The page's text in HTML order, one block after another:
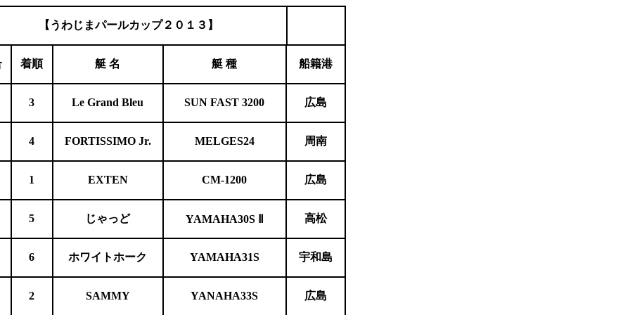
【うわじまパールカップ２０１３】
着順 艇 名 艇 種 船籍港
3 Le Grand Bleu SUN FAST 3200 広島
4 FORTISSIMO Jr. MELGES24 周南
1 EXTEN CM-1200 広島
5 じゃっど YAMAHA30S 高松
6 ホワイトホーク YAMAHA31S 宇和島
2 SAMMY YANAHA33S 広島